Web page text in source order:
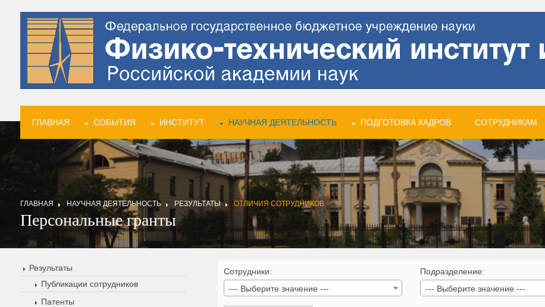
ГЛАВНАЯ СОБЫТИЯ ИНСТИТУТ НАУЧНАЯ ДЕЯТЕЛЬНОСТЬ ПОДГОТОВКА КАДРОВ СОТРУДНИКАМ
ГЛАВНАЯ НАУЧНАЯ ДЕЯТЕЛЬНОСТЬ РЕЗУЛЬТАТЫ ОТЛИЧИЯ СОТРУДНИКОВ
Персональные гранты
Результаты
Публикации сотрудников
Патенты
Сотрудники:
--- Выберите значение ---
Подразделение:
--- Выберите значение ---